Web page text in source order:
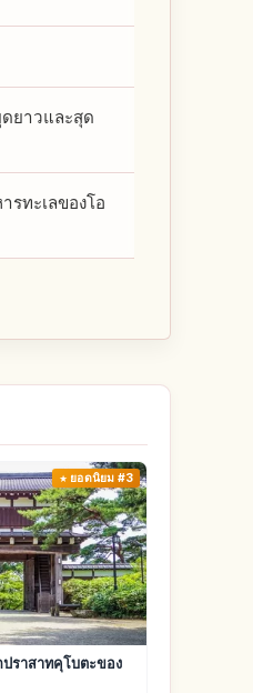
ยาวและสุด
ทะเลของโอ
ยอดนิยม #3
ราสาทคุโบตะของ